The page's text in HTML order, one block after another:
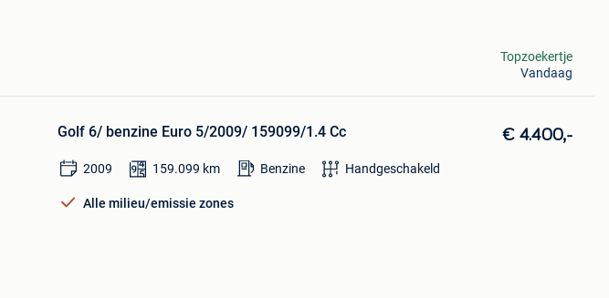
Topzoekertje
Vandaag
Golf 6/ benzine Euro 5/2009/ 159099/1.4 Cc € 4.400,-
2009 159.099 km Benzine Handgeschakeld
Alle milieu/emissie zones